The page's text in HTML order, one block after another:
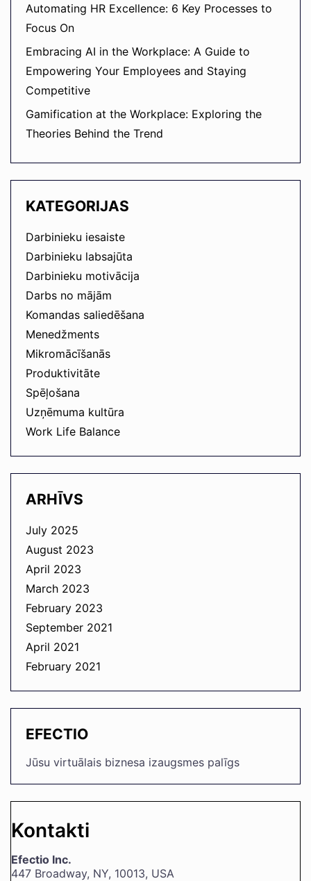
Automating HR Excellence: 6 Key Processes to
Focus On
Embracing AI in the Workplace: A Guide to
Empowering Your Employees and Staying
Competitive
Gamification at the Workplace: Exploring the
Theories Behind the Trend
KATEGORIJAS
Darbinieku iesaiste
Darbinieku labsajūta
Darbinieku motivācija
Darbs no mājām
Komandas saliedēšana
Menedžments
Mikromācīšanās
Produktivitāte
Spēļošana
Uzņēmuma kultūra
Work Life Balance
ARHĪVS
July 2025
August 2023
April 2023
March 2023
February 2023
September 2021
April 2021
February 2021
EFECTIO
Jūsu virtuālais biznesa izaugsmes palīgs
Kontakti
Efectio Inc.
447 Broadway, NY, 10013, USA